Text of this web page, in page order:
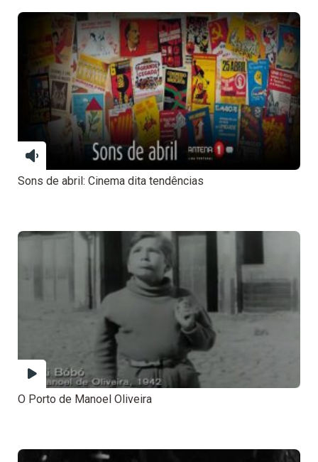
Sons de abril: Cinema dita tendências
O Porto de Manoel Oliveira